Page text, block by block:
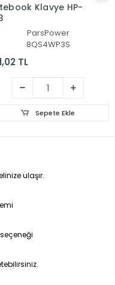
Klavye HP-
ParsPower
8QS4WP3S
TL
Sepete Ekle
ulaşır.